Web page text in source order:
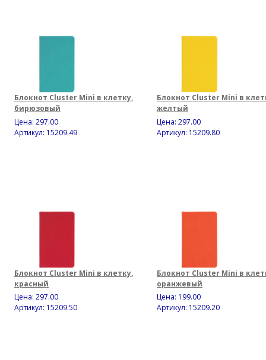
Блокнот Cluster Mini в клетку,
бирюзовый
Цена: 297.00
Артикул: 15209.49
Блокнот Cluster Mini в
желтый
Цена: 297.00
Артикул: 15209.80
Блокнот Cluster Mini в клетку,
красный
Цена: 297.00
Артикул: 15209.50
Блокнот Cluster Mini в
оранжевый
Цена: 199.00
Артикул: 15209.20